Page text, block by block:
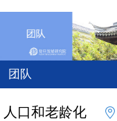
团队
人口和老龄化